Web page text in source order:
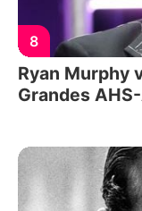
8
Ryan Murphy
Grandes